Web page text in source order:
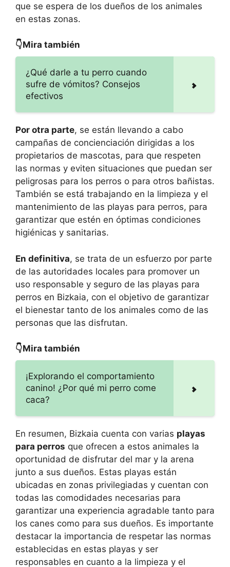
que se espera de los dueños de los animales
en estas zonas.
👇Mira también
¿Qué darle a tu perro cuando
sufre de vómitos? Consejos
efectivos
Por otra parte, se están llevando a cabo
campañas de concienciación dirigidas a los
propietarios de mascotas, para que respeten
las normas y eviten situaciones que puedan ser
peligrosas para los perros o para otros bañistas.
También se está trabajando en la limpieza y el
mantenimiento de las playas para perros, para
garantizar que estén en óptimas condiciones
higiénicas y sanitarias.
En definitiva, se trata de un esfuerzo por parte
de las autoridades locales para promover un
uso responsable y seguro de las playas para
perros en Bizkaia, con el objetivo de garantizar
el bienestar tanto de los animales como de las
personas que las disfrutan.
👇Mira también
¡Explorando el comportamiento
canino! ¿Por qué mi perro come
caca?
En resumen, Bizkaia cuenta con varias playas
para perros que ofrecen a estos animales la
oportunidad de disfrutar del mar y la arena
junto a sus dueños. Estas playas están
ubicadas en zonas privilegiadas y cuentan con
todas las comodidades necesarias para
garantizar una experiencia agradable tanto para
los canes como para sus dueños. Es importante
destacar la importancia de respetar las normas
establecidas en estas playas y ser
responsables en cuanto a la limpieza y el